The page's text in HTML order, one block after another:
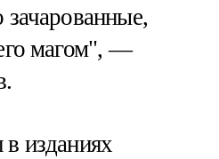
зачарованные,
магом", —
изданиях